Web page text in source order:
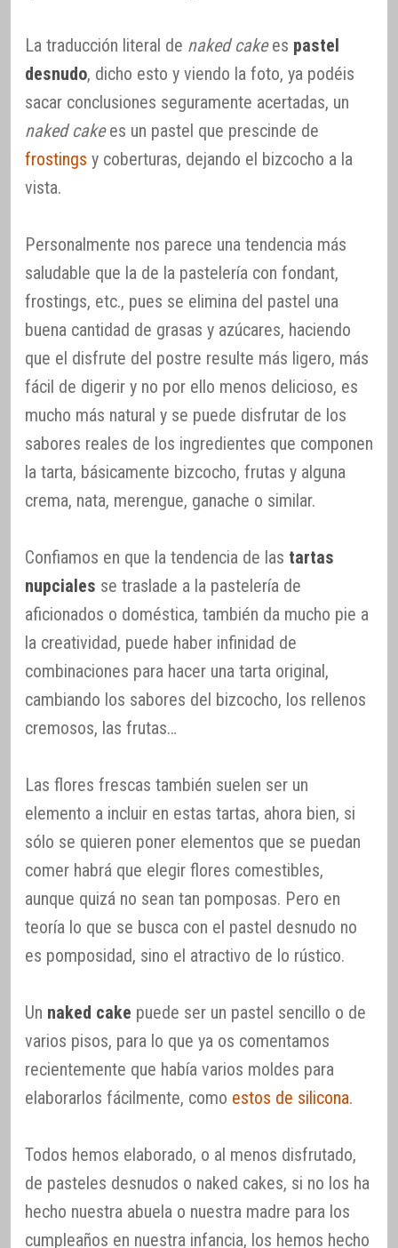
La traducción literal de naked cakees pastel
desnudo, dicho esto y viendo la foto, ya podéis
sacar conclusiones seguramente acertadas, un
naked cakees un pastel que prescinde de
frostings y coberturas, dejando el bizcocho a la
vista.
Personalmente nos parece una tendencia más
saludable que la de la pastelería con fondant,
frostings, etc., pues se elimina del pastel una
buena cantidad de grasas y azúcares, haciendo
que el disfrute del postre resulte más ligero, más
fácil de digerir y no por ello menos delicioso, es
mucho más natural y se puede disfrutar de los
sabores reales de los ingredientes que componen
la tarta, básicamente bizcocho, frutas y alguna
crema, nata, merengue, ganache o similar.
Confiamos en que la tendencia de las tartas
nupciales se traslade a la pastelería de
aficionados o doméstica, también da mucho pie a
la creatividad, puede haber infinidad de
combinaciones para hacer una tarta original,
cambiando los sabores del bizcocho, los rellenos
cremosos, las frutas…
Las flores frescas también suelen ser un
elemento a incluir en estas tartas, ahora bien, si
sólo se quieren poner elementos que se puedan
comer habrá que elegir flores comestibles,
aunque quizá no sean tan pomposas. Pero en
teoría lo que se busca con el pastel desnudo no
es pomposidad, sino el atractivo de lo rústico.
Un naked cake puede ser un pastel sencillo o de
varios pisos, para lo que ya os comentamos
recientemente que había varios moldes para
elaborarlos fácilmente, como estos de silicona.
Todos hemos elaborado, o al menos disfrutado,
de pasteles desnudos o naked cakes, si no los ha
hecho nuestra abuela o nuestra madre para los
cumpleaños en nuestra infancia, los hemos hecho